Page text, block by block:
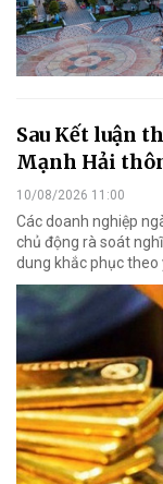
Sau Kết luận
Mạnh Hải
10/08/2026 11:00
Các doanh nghiệp
chủ động rà soát
dung khắc phục theo